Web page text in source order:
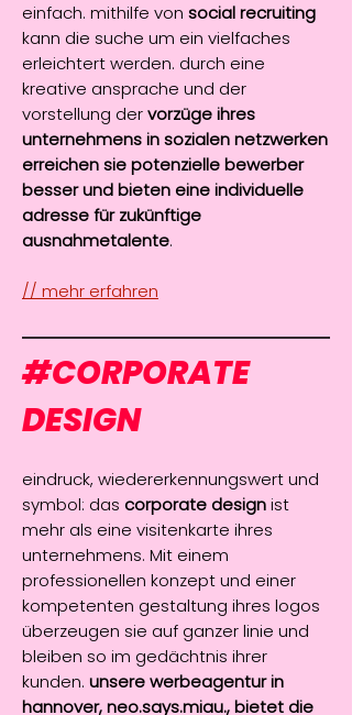
einfach. mithilfe von social recruiting
kann die suche um ein vielfaches
erleichtert werden. durch eine
kreative ansprache und der
vorstellung dervorzüge ihres
unternehmens in sozialen netzwerken
erreichen sie potenzielle bewerber
besser und bieten eine individuelle
adresse für zukünftige
ausnahmetalente.
// mehr erfahren
#CORPORATE
DESIGN
eindruck, wiedererkennungswert und
symbol: das corporate designist
mehr als eine visitenkarte ihres
unternehmens. Mit einem
professionellen konzept und einer
kompetenten gestaltung ihres logos
überzeugen sie auf ganzer linie und
bleiben so im gedächtnis ihrer
kunden. unsere werbeagentur in
hannover, neo.says.miau., bietet die